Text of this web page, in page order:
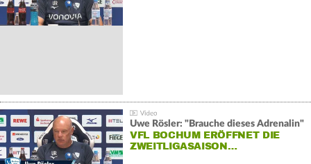
Uwe Rösler: "Brauche dieses Adrenalin"
VFL BOCHUM ERÖFFNET DIE
ZWEITLIGASAISON…